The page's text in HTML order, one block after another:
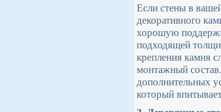
Если стены в
декоративного
хорошую
подходящей
крепления камня
монтажный
дополнительных
который